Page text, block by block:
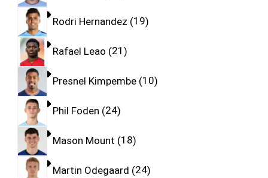
Rodri Hernandez 19
Rafael Leao 21
Presnel Kimpembe 10
Phil Foden 24
Mason Mount 18
Martin Odegaard 24